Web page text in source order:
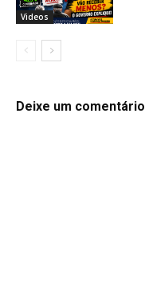
Videos
Deixe um comentário